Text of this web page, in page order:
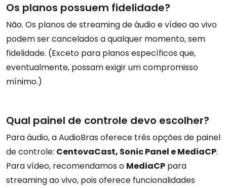
Os planos possuem fidelidade?
Não. Os planos de streaming de áudio e vídeo ao vivo
podem ser cancelados a qualquer momento, sem
fidelidade. (Exceto para planos específicos que,
eventualmente, possam exigir um compromisso
mínimo.)
Qual painel de controle devo escolher?
Para áudio, a AudioBras oferece três opções de painel
de controle: CentovaCast, Sonic Panel e MediaCP.
Para vídeo, recomendamos o MediaCP para
streaming ao vivo, pois oferece funcionalidades